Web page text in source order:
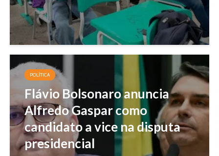
POLÍTICA
Flávio Bolsonaro anuncia
Alfredo Gaspar como
candidato a vice na disputa
presidencial